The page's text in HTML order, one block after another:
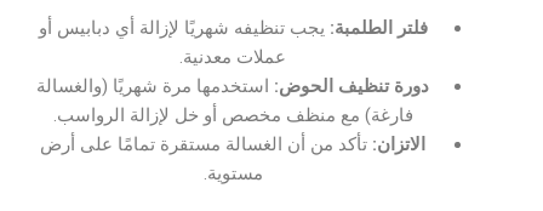
فلتر الطلمبة: يجب تنظيفه شهريًا لإزالة أي دبابيس أو
عملات معدنية.
دورة تنظيف الحوض: استخدمها مرة شهريًا (والغسالة
فارغة) مع منظف مخصص أو خل لإزالة الرواسب.
الاتزان: تأكد من أن الغسالة مستقرة تمامًا على أرض
مستوية.